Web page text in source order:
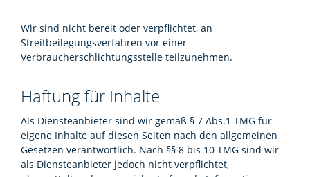
Wir sind nicht bereit oder verpflichtet, an
Streitbeilegungsverfahren vor einer
Verbraucherschlichtungsstelle teilzunehmen.
Haftung für Inhalte
Als Diensteanbieter sind wir gemäß § 7 Abs.1 TMG für
eigene Inhalte auf diesen Seiten nach den allgemeinen
Gesetzen verantwortlich. Nach §§ 8 bis 10 TMG sind wir
als Diensteanbieter jedoch nicht verpflichtet,